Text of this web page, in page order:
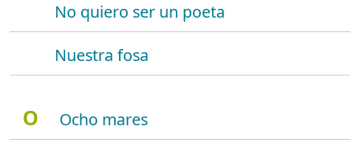
No quiero ser un poeta
Nuestra fosa
O
Ocho mares